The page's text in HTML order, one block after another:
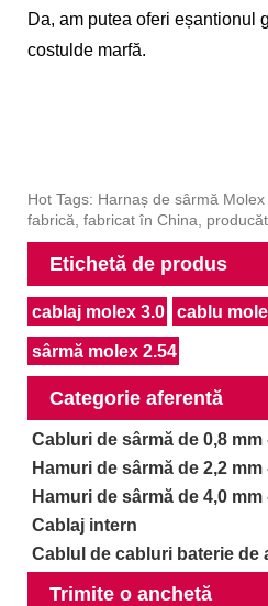
Da, am putea oferi eșantionul
costul de marfă.
Hot Tags: Harnaș de sârmă
fabrică, fabricat în China,
Etichetă de produs
cablaj molex 3.0 cablu
sârmă molex 2.54
Categorie aferentă
Cabluri de sârmă de 0,8 mm
Hamuri de sârmă de 2,2 mm
Hamuri de sârmă de 4,0 mm
Cablaj intern
Cablul de cabluri baterie de
Trimite o anchetă